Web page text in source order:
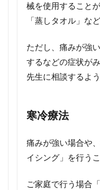
械を使用すること
「蒸しタオル」な
ただし、痛みが強
するなどの症状が
先生に相談するよ
寒冷療法
痛みが強い場合や
イシング」を行う
ご家庭で行う場合